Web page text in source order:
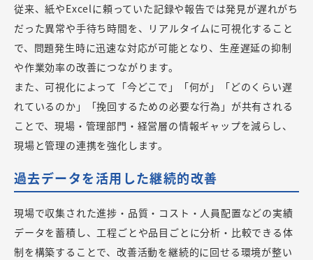
従来、紙やExcelに頼っていた記録や報告では発見が遅れがち
だった異常や手待ち時間を、リアルタイムに可視化すること
で、問題発生時に迅速な対応が可能となり、生産遅延の抑制
や作業効率の改善につながります。
また、可視化によって「今どこで」「何が」「どのくらい遅
れているのか」「挽回するための必要な行為」が共有される
ことで、現場・管理部門・経営層の情報ギャップを減らし、
現場と管理の連携を強化します。
過去データを活用した継続的改善
現場で収集された進捗・品質・コスト・人員配置などの実績
データを蓄積し、工程ごとや品目ごとに分析・比較できる体
制を構築することで、改善活動を継続的に回せる環境が整い